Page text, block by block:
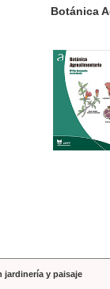
VAT
jardinería y paisaje